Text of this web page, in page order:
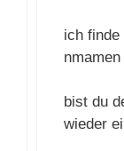
ich finde
bist du
wieder